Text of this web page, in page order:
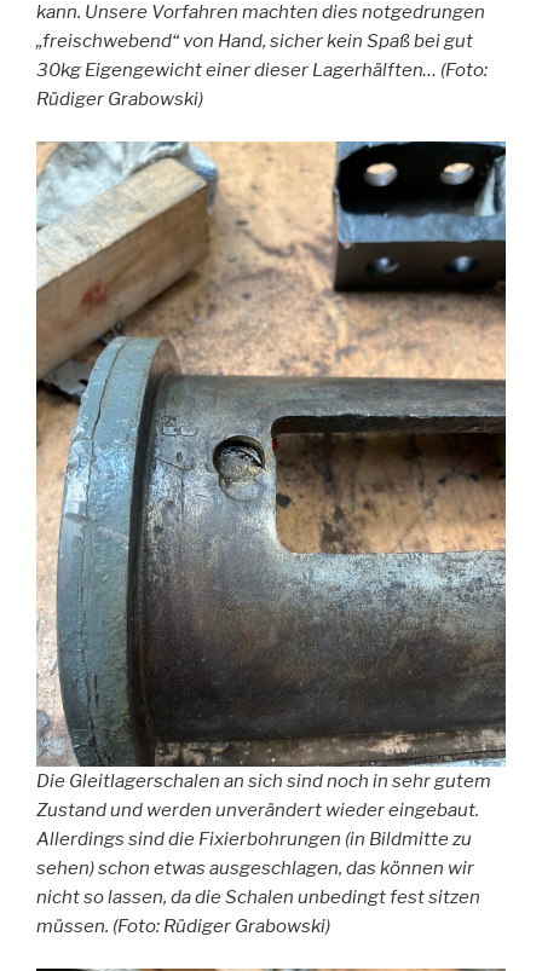
kann. Unsere Vorfahren machten dies notgedrungen
„freischwebend“ von Hand, sicher kein Spaß bei gut
30kg Eigengewicht einer dieser Lagerhälften… (Foto:
Rüdiger Grabowski)
Die Gleitlagerschalen an sich sind noch in sehr gutem
Zustand und werden unverändert wieder eingebaut.
Allerdings sind die Fixierbohrungen (in Bildmitte zu
sehen) schon etwas ausgeschlagen, das können wir
nicht so lassen, da die Schalen unbedingt fest sitzen
müssen. (Foto: Rüdiger Grabowski)